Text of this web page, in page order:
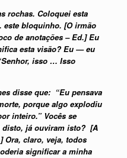
rochas. Coloquei esta
bloquinho. [O irmão
de anotações – Ed.] Eu
esta visão? Eu — eu
isso … Isso
disse que: “Eu pensava
porque algo explodiu
inteiro.” Vocês se
disto, já ouviram isto? [A
Ora, claro, veja, todos
significar a minha